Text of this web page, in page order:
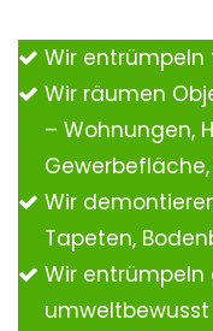
Wir
Wir räumen
– Wohnungen,
Wir
Tapeten,
Wir
umweltbewusst